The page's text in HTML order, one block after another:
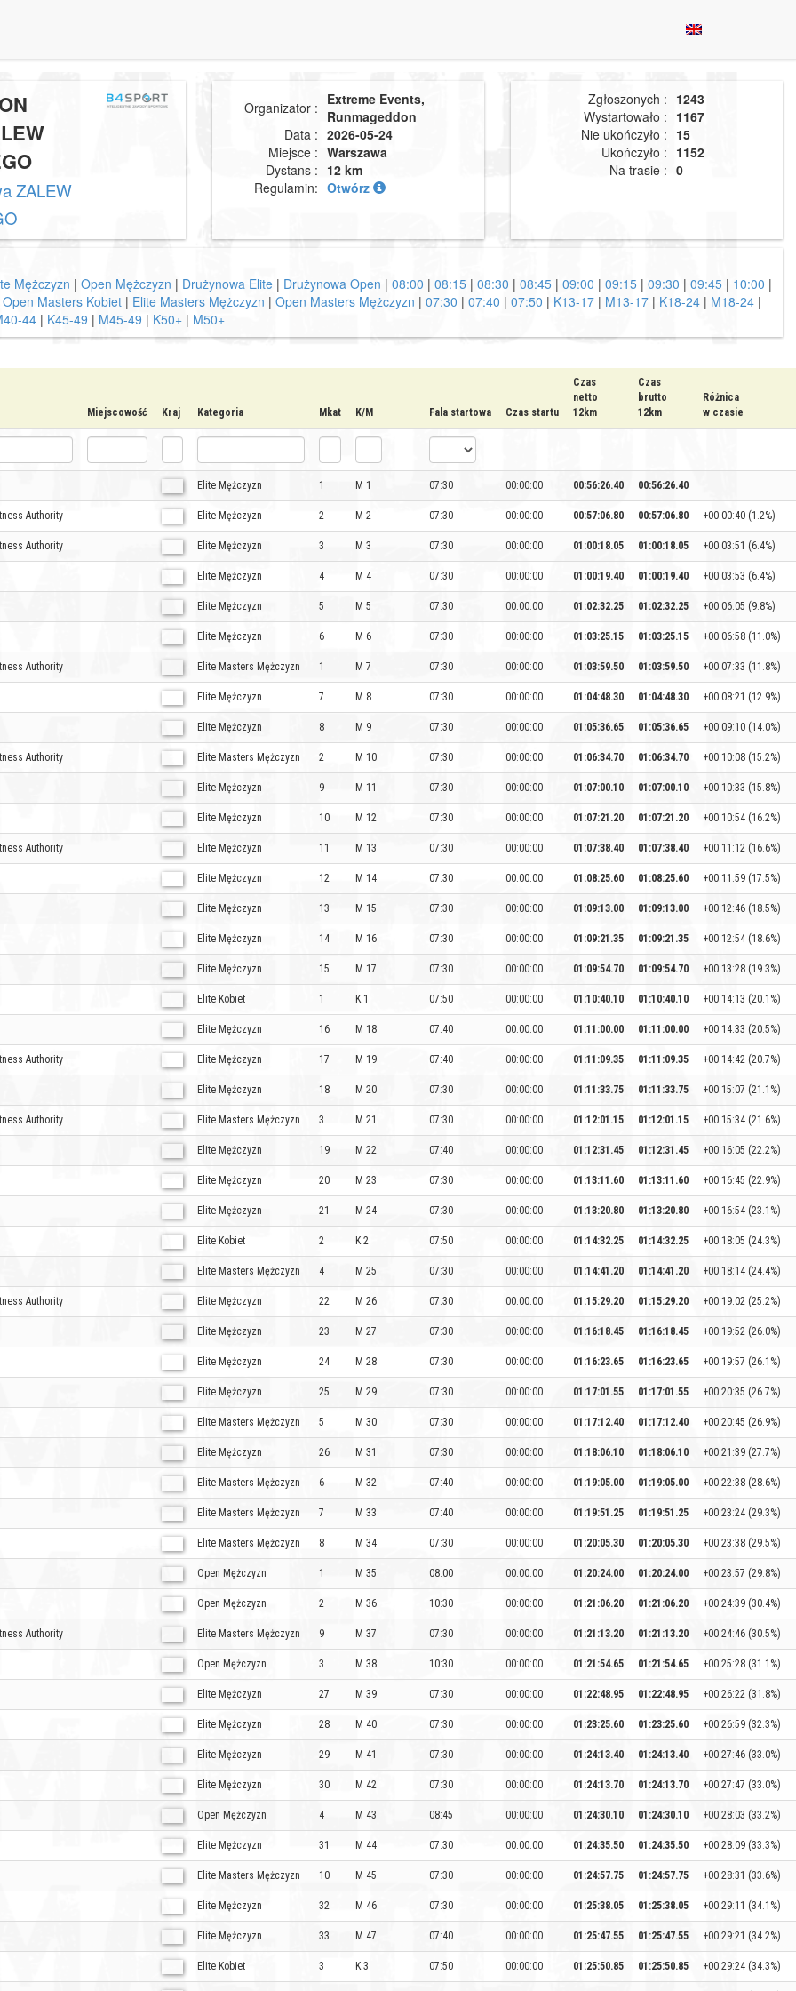
ZALEW
Organizator : Extreme Events,
Runmageddon
Data : 2026-05-24
Miejsce : Warszawa
Dystans : 12 km
Regulamin: Otwórz
Zgłoszonych : 1243
Wystartowało : 1167
Nie ukończyło : 15
Ukończyło : 1152
Na trasie : 0
Mężczyzn | Open Mężczyzn | Drużynowa Elite | Drużynowa Open | 08:00 | 08:15 | 08:30 | 08:45 | 09:00 | 09:15 | 09:30 | 09:45 | 10:00 |
Open Masters Kobiet | Elite Masters Mężczyzn | Open Masters Mężczyzn | 07:30 | 07:40 | 07:50 | K13-17 | M13-17 | K18-24 | M18-24 |
44 | K45-49 | M45-49 | K50+ | M50+
Miejscowość Kraj Kategoria Mkat K/M Fala startowa Czas startu
Czas
netto
12km
Czas
brutto
12km
Różnica
w czasie
Elite Mężczyzn 1 M 1 07:30 00:00:00 00:56:26.40 00:56:26.40
Authority Elite Mężczyzn 2 M 2 07:30 00:00:00 00:57:06.80 00:57:06.80 +00:00:40 (1.2%)
Authority Elite Mężczyzn 3 M 3 07:30 00:00:00 01:00:18.05 01:00:18.05 +00:03:51 (6.4%)
Elite Mężczyzn 4 M 4 07:30 00:00:00 01:00:19.40 01:00:19.40 +00:03:53 (6.4%)
Elite Mężczyzn 5 M 5 07:30 00:00:00 01:02:32.25 01:02:32.25 +00:06:05 (9.8%)
Elite Mężczyzn 6 M 6 07:30 00:00:00 01:03:25.15 01:03:25.15 +00:06:58 (11.0%)
Authority Elite Masters Mężczyzn 1 M 7 07:30 00:00:00 01:03:59.50 01:03:59.50 +00:07:33 (11.8%)
Elite Mężczyzn 7 M 8 07:30 00:00:00 01:04:48.30 01:04:48.30 +00:08:21 (12.9%)
Elite Mężczyzn 8 M 9 07:30 00:00:00 01:05:36.65 01:05:36.65 +00:09:10 (14.0%)
Authority Elite Masters Mężczyzn 2 M 10 07:30 00:00:00 01:06:34.70 01:06:34.70 +00:10:08 (15.2%)
Elite Mężczyzn 9 M 11 07:30 00:00:00 01:07:00.10 01:07:00.10 +00:10:33 (15.8%)
Elite Mężczyzn 10 M 12 07:30 00:00:00 01:07:21.20 01:07:21.20 +00:10:54 (16.2%)
Authority Elite Mężczyzn 11 M 13 07:30 00:00:00 01:07:38.40 01:07:38.40 +00:11:12 (16.6%)
Elite Mężczyzn 12 M 14 07:30 00:00:00 01:08:25.60 01:08:25.60 +00:11:59 (17.5%)
Elite Mężczyzn 13 M 15 07:30 00:00:00 01:09:13.00 01:09:13.00 +00:12:46 (18.5%)
Elite Mężczyzn 14 M 16 07:30 00:00:00 01:09:21.35 01:09:21.35 +00:12:54 (18.6%)
Elite Mężczyzn 15 M 17 07:30 00:00:00 01:09:54.70 01:09:54.70 +00:13:28 (19.3%)
Elite Kobiet 1 K 1 07:50 00:00:00 01:10:40.10 01:10:40.10 +00:14:13 (20.1%)
Elite Mężczyzn 16 M 18 07:40 00:00:00 01:11:00.00 01:11:00.00 +00:14:33 (20.5%)
Authority Elite Mężczyzn 17 M 19 07:40 00:00:00 01:11:09.35 01:11:09.35 +00:14:42 (20.7%)
Elite Mężczyzn 18 M 20 07:30 00:00:00 01:11:33.75 01:11:33.75 +00:15:07 (21.1%)
Authority Elite Masters Mężczyzn 3 M 21 07:30 00:00:00 01:12:01.15 01:12:01.15 +00:15:34 (21.6%)
Elite Mężczyzn 19 M 22 07:40 00:00:00 01:12:31.45 01:12:31.45 +00:16:05 (22.2%)
Elite Mężczyzn 20 M 23 07:30 00:00:00 01:13:11.60 01:13:11.60 +00:16:45 (22.9%)
Elite Mężczyzn 21 M 24 07:30 00:00:00 01:13:20.80 01:13:20.80 +00:16:54 (23.1%)
Elite Kobiet 2 K 2 07:50 00:00:00 01:14:32.25 01:14:32.25 +00:18:05 (24.3%)
Elite Masters Mężczyzn 4 M 25 07:30 00:00:00 01:14:41.20 01:14:41.20 +00:18:14 (24.4%)
Authority Elite Mężczyzn 22 M 26 07:30 00:00:00 01:15:29.20 01:15:29.20 +00:19:02 (25.2%)
Elite Mężczyzn 23 M 27 07:30 00:00:00 01:16:18.45 01:16:18.45 +00:19:52 (26.0%)
Elite Mężczyzn 24 M 28 07:30 00:00:00 01:16:23.65 01:16:23.65 +00:19:57 (26.1%)
Elite Mężczyzn 25 M 29 07:30 00:00:00 01:17:01.55 01:17:01.55 +00:20:35 (26.7%)
Elite Masters Mężczyzn 5 M 30 07:30 00:00:00 01:17:12.40 01:17:12.40 +00:20:45 (26.9%)
Elite Mężczyzn 26 M 31 07:30 00:00:00 01:18:06.10 01:18:06.10 +00:21:39 (27.7%)
Elite Masters Mężczyzn 6 M 32 07:40 00:00:00 01:19:05.00 01:19:05.00 +00:22:38 (28.6%)
Elite Masters Mężczyzn 7 M 33 07:40 00:00:00 01:19:51.25 01:19:51.25 +00:23:24 (29.3%)
Elite Masters Mężczyzn 8 M 34 07:30 00:00:00 01:20:05.30 01:20:05.30 +00:23:38 (29.5%)
Open Mężczyzn 1 M 35 08:00 00:00:00 01:20:24.00 01:20:24.00 +00:23:57 (29.8%)
Open Mężczyzn 2 M 36 10:30 00:00:00 01:21:06.20 01:21:06.20 +00:24:39 (30.4%)
Authority Elite Masters Mężczyzn 9 M 37 07:30 00:00:00 01:21:13.20 01:21:13.20 +00:24:46 (30.5%)
Open Mężczyzn 3 M 38 10:30 00:00:00 01:21:54.65 01:21:54.65 +00:25:28 (31.1%)
Elite Mężczyzn 27 M 39 07:30 00:00:00 01:22:48.95 01:22:48.95 +00:26:22 (31.8%)
Elite Mężczyzn 28 M 40 07:30 00:00:00 01:23:25.60 01:23:25.60 +00:26:59 (32.3%)
Elite Mężczyzn 29 M 41 07:30 00:00:00 01:24:13.40 01:24:13.40 +00:27:46 (33.0%)
Elite Mężczyzn 30 M 42 07:30 00:00:00 01:24:13.70 01:24:13.70 +00:27:47 (33.0%)
Open Mężczyzn 4 M 43 08:45 00:00:00 01:24:30.10 01:24:30.10 +00:28:03 (33.2%)
Elite Mężczyzn 31 M 44 07:30 00:00:00 01:24:35.50 01:24:35.50 +00:28:09 (33.3%)
Elite Masters Mężczyzn 10 M 45 07:30 00:00:00 01:24:57.75 01:24:57.75 +00:28:31 (33.6%)
Elite Mężczyzn 32 M 46 07:30 00:00:00 01:25:38.05 01:25:38.05 +00:29:11 (34.1%)
Elite Mężczyzn 33 M 47 07:40 00:00:00 01:25:47.55 01:25:47.55 +00:29:21 (34.2%)
Elite Kobiet 3 K 3 07:50 00:00:00 01:25:50.85 01:25:50.85 +00:29:24 (34.3%)